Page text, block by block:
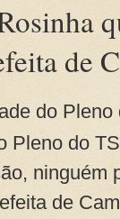
de
do
Pleno do
ninguém
de